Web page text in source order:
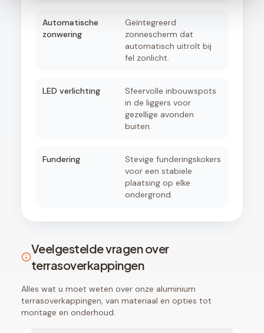
Automatische
zonwering
Geïntegreerd
zonnescherm dat
automatisch uitrolt bij
fel zonlicht.
LED verlichting
Sfeervolle inbouwspots
in de liggers voor
gezellige avonden
buiten.
Fundering
Stevige funderingskokers
voor een stabiele
plaatsing op elke
ondergrond.
Veelgestelde vragen over
terrasoverkappingen
Alles wat u moet weten over onze aluminium
terrasoverkappingen, van materiaal en opties tot
montage en onderhoud.